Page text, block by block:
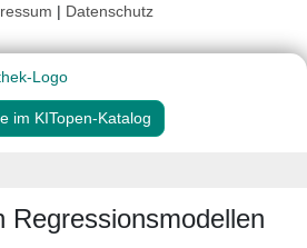
| Datenschutz
im KITopen-Katalog
Regressionsmodellen